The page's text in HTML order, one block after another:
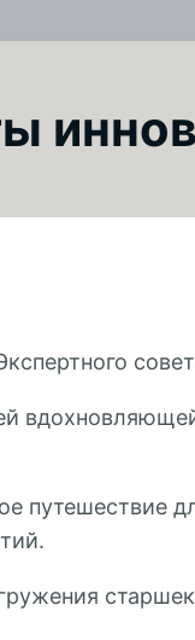
путешествие